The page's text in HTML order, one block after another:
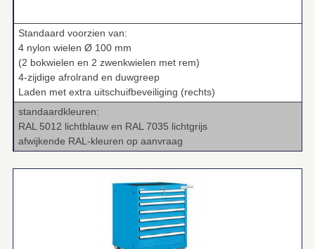
Standaard voorzien van:
4 nylon wielen Ø 100 mm
(2 bokwielen en 2 zwenkwielen met rem)
4‑zijdige afrolrand en duwgreep
Laden met extra uitschuifbeveiliging (rechts)
standaardkleuren:
RAL 5012 lichtblauw en RAL 7035 lichtgrijs
afwijkende RAL‑kleuren op aanvraag